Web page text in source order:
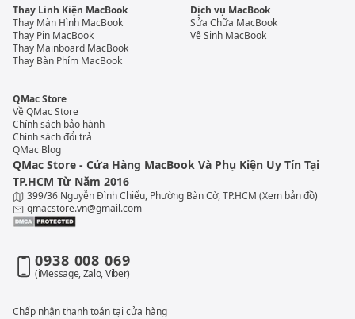
Thay Linh Kiện MacBook
Thay Màn Hình MacBook
Thay Pin MacBook
Thay Mainboard MacBook
Thay Bàn Phím MacBook
Dịch vụ MacBook
Sửa Chữa MacBook
Vệ Sinh MacBook
QMac Store
Về QMac Store
Chính sách bảo hành
Chính sách đổi trả
QMac Blog
QMac Store - Cửa Hàng MacBook Và Phụ Kiện Uy Tín Tại
TP.HCM Từ Năm 2016
399/36 Nguyễn Đình Chiểu, Phường Bàn Cờ, TP.HCM (Xem bản đồ)
qmacstore.vn@gmail.com
0938 008 069
(iMessage, Zalo, Viber)
Chấp nhận thanh toán tại cửa hàng